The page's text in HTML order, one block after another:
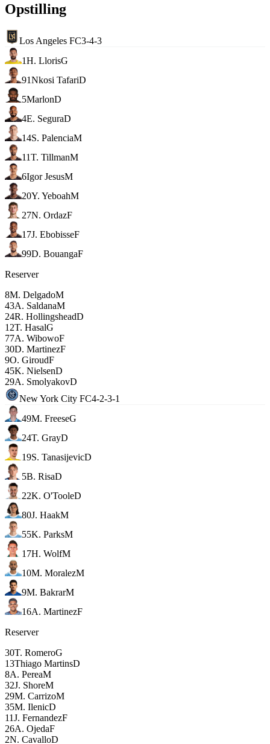
Opstilling
Los Angeles FC3-4-3
1H. LlorisG
91Nkosi TafariD
5MarlonD
4E. SeguraD
14S. PalenciaM
11T. TillmanM
6Igor JesusM
20Y. YeboahM
27N. OrdazF
17J. EbobisseF
99D. BouangaF
Reserver
8M. DelgadoM
43A. SaldanaM
24R. HollingsheadD
12T. HasalG
77A. WibowoF
30D. MartinezF
9O. GiroudF
45K. NielsenD
29A. SmolyakovD
New York City FC4-2-3-1
49M. FreeseG
24T. GrayD
19S. TanasijevicD
5B. RisaD
22K. O'TooleD
80J. HaakM
55K. ParksM
17H. WolfM
10M. MoralezM
9M. BakrarM
16A. MartinezF
Reserver
30T. RomeroG
13Thiago MartinsD
8A. PereaM
32J. ShoreM
29M. CarrizoM
35M. IlenicD
11J. FernandezF
26A. OjedaF
2N. CavalloD